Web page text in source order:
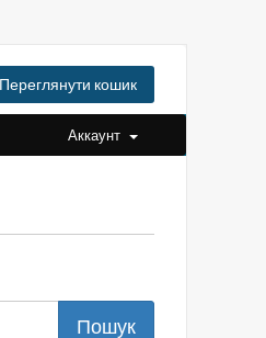
Переглянути кошик
Аккаунт